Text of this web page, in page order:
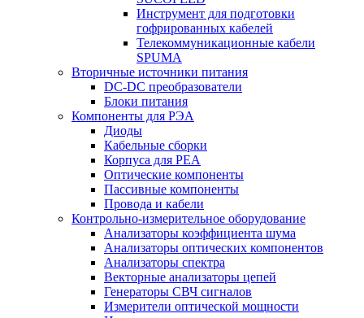
Инструмент для подготовки
гофрированных кабелей
Телекоммуникационные кабели
SPUMA
Вторичные источники питания
DC-DC преобразователи
Блоки питания
Компоненты для РЭА
Диоды
Кабельные сборки
Корпуса для РЕА
Оптические компоненты
Пассивные компоненты
Провода и кабели
Контрольно-измерительное оборудование
Анализаторы коэффициента шума
Анализаторы оптических компонентов
Анализаторы спектра
Векторные анализаторы цепей
Генераторы СВЧ сигналов
Измерители оптической мощности